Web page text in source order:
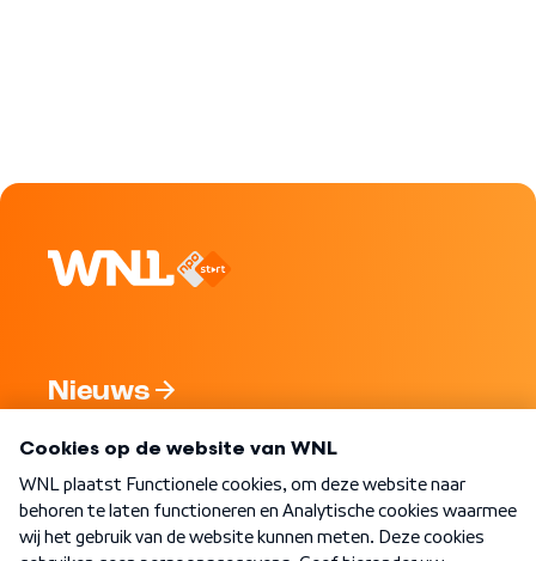
Nieuws
Nieuwsbrief
Word Lid